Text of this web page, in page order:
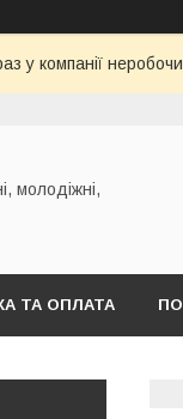
у компанії
молодіжні,
ТА ОПЛАТА